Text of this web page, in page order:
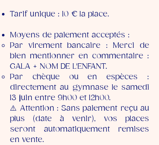
Tarif unique : 10 € la place.
Moyens de paiement acceptés :
Par virement bancaire : Merci de
bien mentionner en commentaire :
GALA + NOM DE L'ENFANT.
Par chèque ou en espèces :
directement au gymnase le samedi
13 juin entre 9h00 et 12h00.
⚠️ Attention : Sans paiement reçu au
plus (date à venir), vos places
seront automatiquement remises
en vente.